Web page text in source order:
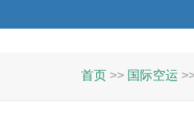
首页 >> 国际空运